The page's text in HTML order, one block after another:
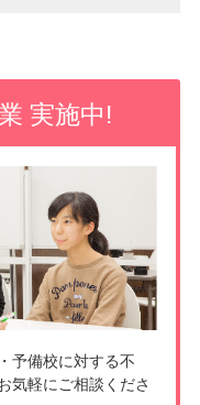
実施中!
予備校に対する不
気軽にご相談くださ